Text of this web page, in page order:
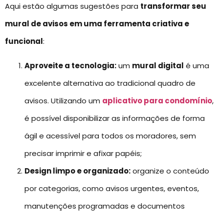
Aqui estão algumas sugestões para transformar seu
mural de avisos em uma ferramenta criativa e
funcional:
Aproveite a tecnologia:um mural digital é uma
excelente alternativa ao tradicional quadro de
avisos. Utilizando um aplicativo para condomínio,
é possível disponibilizar as informações de forma
ágil e acessível para todos os moradores, sem
precisar imprimir e afixar papéis;
Design limpo e organizado:organize o conteúdo
por categorias, como avisos urgentes, eventos,
manutenções programadas e documentos